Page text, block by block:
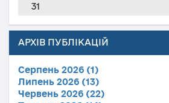
31
АРХІВ ПУБЛІКАЦІЙ
Серпень 2026 (1)
Липень 2026 (13)
Червень 2026 (22)